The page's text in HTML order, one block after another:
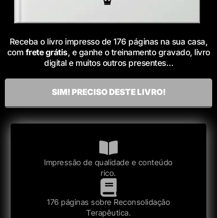
Receba o livro impresso de 176 páginas na sua casa,
com frete grátis, e ganhe o treinamento gravado, livro
digital e muitos outros presentes…
SIM! PRECISO DESTE LIVRO!
Impressão de qualidade e conteúdo
rico.
176 páginas sobre Reconsolidação
Terapêutica.